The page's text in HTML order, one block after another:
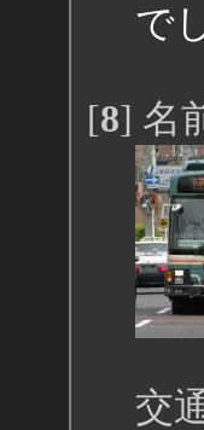
で
[8] 名
交